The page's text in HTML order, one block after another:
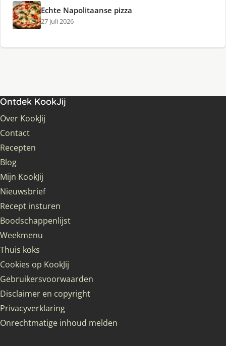
Echte Napolitaanse pizza
27 juli 2026
Ontdek KookJij
Over KookJij
Contact
Recepten
Blog
Mijn KookJij
Nieuwsbrief
Recept insturen
Boodschappenlijst
Weekmenu
Thuis koks
Cookies op KookJij
Gebruikersvoorwaarden
Disclaimer en copyright
Privacyverklaring
Onrechtmatige inhoud melden